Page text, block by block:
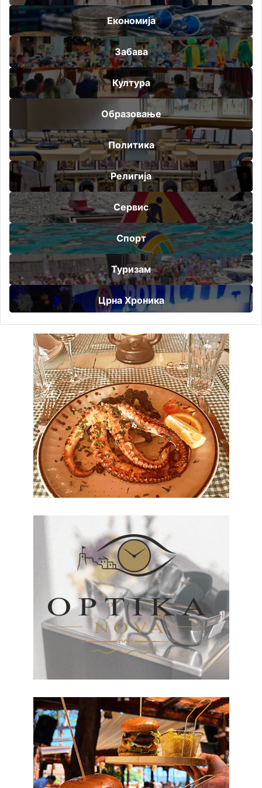
Економија
Забава
Култура
Образовање
Политика
Религија
Сервис
Спорт
Туризам
Црна Хроника